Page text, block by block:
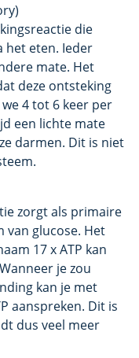
die
het eten. Ieder
mate. Het
deze ontsteking
4 tot 6 keer per
een lichte mate
darmen. Dit is niet
zorgt als primaire
van glucose. Het
17 x ATP kan
je zou
kan je met
aanspreken. Dit is
dus veel meer